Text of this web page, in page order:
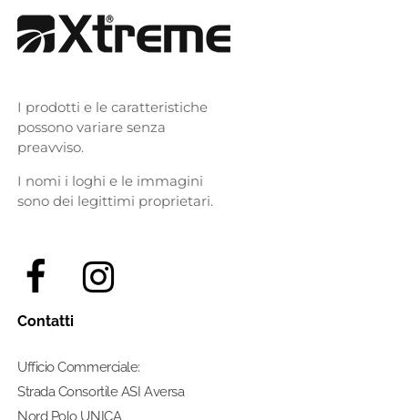
I prodotti e le caratteristiche
possono variare senza
preavviso.
I nomi i loghi e le immagini
sono dei legittimi proprietari.
Contatti
Ufficio Commerciale:
Strada Consortile ASI Aversa
Nord Polo UNICA